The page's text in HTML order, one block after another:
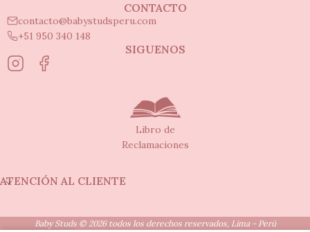
CONTACTO
contacto@babystudsperu.com
+51 950 340 148
SIGUENOS
Libro de
Reclamaciones
ATENCIÓN AL CLIENTE
Baby Studs © 2026 todos los derechos reservados, Lima - Perú